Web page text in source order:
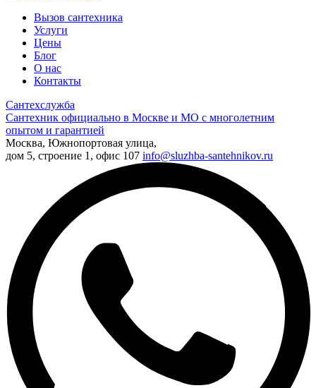
Вызов сантехника
Услуги
Цены
Блог
О нас
Контакты
Сантехслужба
Сантехник официально в Москве и МО с многолетним
опытом и гарантией
Москва, Южнопортовая улица,
дом 5, строение 1, офис 107 info@sluzhba-santehnikov.ru